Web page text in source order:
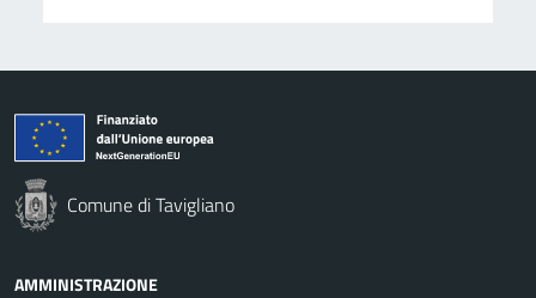
Comune di Tavigliano
AMMINISTRAZIONE